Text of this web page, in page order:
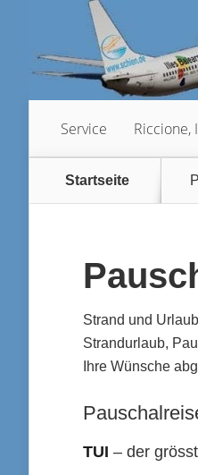
Service Riccione,
Startseite
Strand und
Strandurlaub,
Ihre Wünsche
TUI – der